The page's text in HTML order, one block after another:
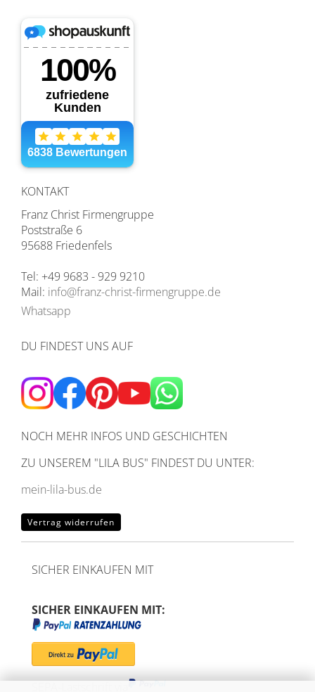
KONTAKT
Franz Christ Firmengruppe
Poststraße 6
95688 Friedenfels
Tel: +49 9683 - 929 9210
Mail: info@franz-christ-firmengruppe.de
Whatsapp
DU FINDEST UNS AUF
NOCH MEHR INFOS UND GESCHICHTEN
ZU UNSEREM "LILA BUS" FINDEST DU UNTER:
mein-lila-bus.de
Vertrag widerrufen
SICHER EINKAUFEN MIT
SICHER EINKAUFEN MIT: